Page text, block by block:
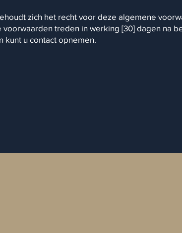
zich het recht voor deze algemene
voorwaarden treden in werking [30] dagen na
kunt u contact opnemen.